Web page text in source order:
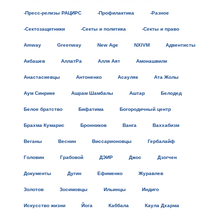
-Пресс-релизы РАЦИРС -Профилактика -Разное
-Сектозащитники -Секты и политика -Секты и право
Amway Greenway New Age NXIVM Адвентисты
Акбашев АллатРа Алля Аят Амонашвили
Анастасиевцы Антоненко Асауляк Ата Жолы
Аум Синрике Ашрам Шамбалы Аштар Белодед
Белое братство Бифатима Богородичный центр
Брахма Кумарис Бронников Ванга Ваххабизм
Веганы Веснин Виссарионовцы Гербалайф
Головин Грабовой ДЭИР Джос Дзогчен
Документы Дугин Ефименко Журавлев
Золотов Зосимовцы Ильинцы Индиго
Искусство жизни Йога Каббала Каула Дхарма